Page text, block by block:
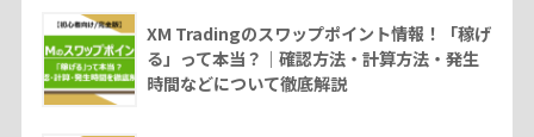
XM Tradingのスワップポイント情報！「稼げ
る」って本当？｜確認方法・計算方法・発生
時間などについて徹底解説